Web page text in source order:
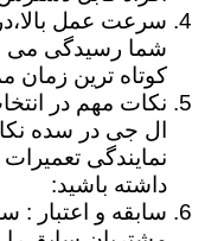
سرعت عمل
شما رسیدگی می
کوتاه ترین زمان
نکات مهم در
ال جی در سده
نمایندگی
داشته باشید:
سابقه و اعتبار :